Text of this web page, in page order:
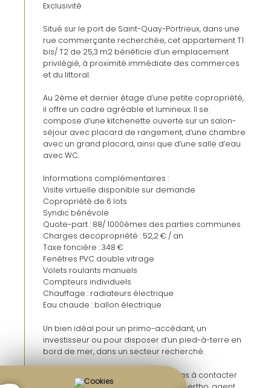
Exclusivité
Situé sur le port de Saint-Quay-Portrieux, dans une
rue commerçante recherchée, cet appartement T1
bis/ T2 de 25,3 m2 bénéficie d’un emplacement
privilégié, à proximité immédiate des commerces
et du littoral.
Au 2ème et dernier étage d’une petite copropriété,
il offre un cadre agréable et lumineux. Il se
compose d’une kitchenette ouverte sur un salon-
séjour avec placard de rangement, d’une chambre
avec un grand placard, ainsi que d’une salle d’eau
avec WC.
Informations complémentaires :
Visite virtuelle disponible sur demande
Copropriété de 6 lots
Syndic bénévole
Quote-part : 88/ 1000èmes des parties communes
Charges decopropriété : 52,2 € / an
Taxe foncière : 348 €
Fenêtres PVC double vitrage
Volets roulants manuels
Compteurs individuels
Chauffage : radiateurs électrique
Eau chaude : ballon électrique
Un bien idéal pour un primo-accédant, un
investisseur ou pour disposer d’un pied-à-terre en
bord de mer, dans un secteur recherché.
Pour plus d'informations, n'hésitez pas à contacter